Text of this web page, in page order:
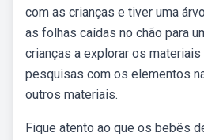
com as crianças e tiver uma
as folhas caídas no chão para
crianças a explorar os materiais
pesquisas com os elementos
outros materiais.
Fique atento ao que os bebês